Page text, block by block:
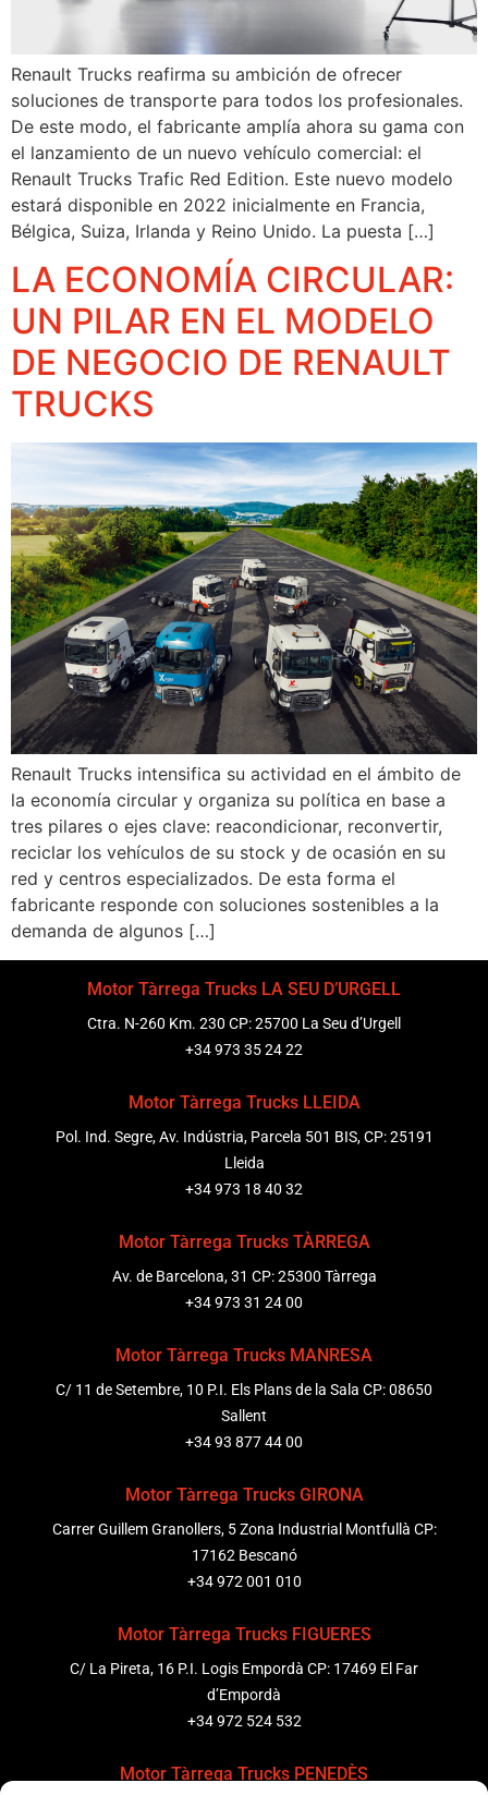
Renault Trucks reafirma su ambición de ofrecer
soluciones de transporte para todos los profesionales.
De este modo, el fabricante amplía ahora su gama con
el lanzamiento de un nuevo vehículo comercial: el
Renault Trucks Trafic Red Edition. Este nuevo modelo
estará disponible en 2022 inicialmente en Francia,
Bélgica, Suiza, Irlanda y Reino Unido. La puesta […]
LA ECONOMÍA CIRCULAR:
UN PILAR EN EL MODELO
DE NEGOCIO DE RENAULT
TRUCKS
Renault Trucks intensifica su actividad en el ámbito de
la economía circular y organiza su política en base a
tres pilares o ejes clave: reacondicionar, reconvertir,
reciclar los vehículos de su stock y de ocasión en su
red y centros especializados. De esta forma el
fabricante responde con soluciones sostenibles a la
demanda de algunos […]
Motor Tàrrega Trucks LA SEU D’URGELL
Ctra. N-260 Km. 230 CP: 25700 La Seu d’Urgell
+34 973 35 24 22
Motor Tàrrega Trucks LLEIDA
Pol. Ind. Segre, Av. Indústria, Parcela 501 BIS, CP: 25191
Lleida
+34 973 18 40 32
Motor Tàrrega Trucks TÀRREGA
Av. de Barcelona, 31 CP: 25300 Tàrrega
+34 973 31 24 00
Motor Tàrrega Trucks MANRESA
C/ 11 de Setembre, 10 P.I. Els Plans de la Sala CP: 08650
Sallent
+34 93 877 44 00
Motor Tàrrega Trucks GIRONA
Carrer Guillem Granollers, 5 Zona Industrial Montfullà CP:
17162 Bescanó
+34 972 001 010
Motor Tàrrega Trucks FIGUERES
C/ La Pireta, 16 P.I. Logis Empordà CP: 17469 El Far
d’Empordà
+34 972 524 532
Motor Tàrrega Trucks PENEDÈS